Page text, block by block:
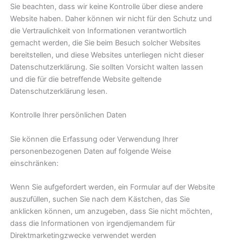
Sie beachten, dass wir keine Kontrolle über diese andere
Website haben. Daher können wir nicht für den Schutz und
die Vertraulichkeit von Informationen verantwortlich
gemacht werden, die Sie beim Besuch solcher Websites
bereitstellen, und diese Websites unterliegen nicht dieser
Datenschutzerklärung. Sie sollten Vorsicht walten lassen
und die für die betreffende Website geltende
Datenschutzerklärung lesen.
Kontrolle Ihrer persönlichen Daten
Sie können die Erfassung oder Verwendung Ihrer
personenbezogenen Daten auf folgende Weise
einschränken:
Wenn Sie aufgefordert werden, ein Formular auf der Website
auszufüllen, suchen Sie nach dem Kästchen, das Sie
anklicken können, um anzugeben, dass Sie nicht möchten,
dass die Informationen von irgendjemandem für
Direktmarketingzwecke verwendet werden